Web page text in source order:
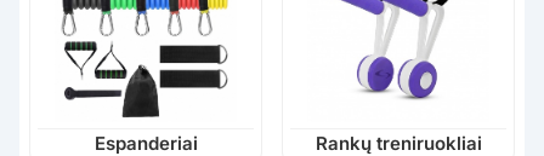
Espanderiai Rankų treniruokliai